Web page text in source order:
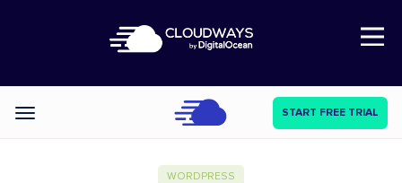
Open Nav
Categories START FREE TRIAL
WORDPRESS